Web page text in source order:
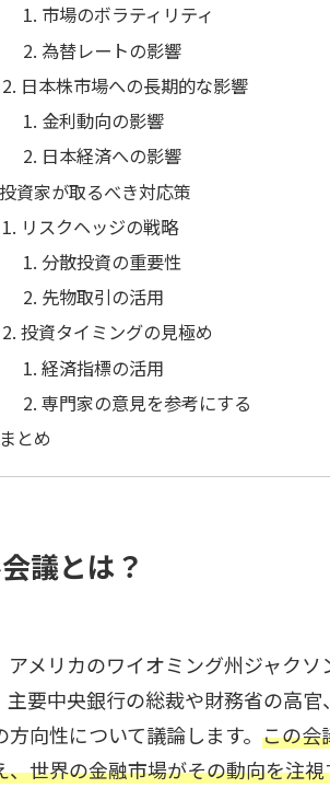
市場のボラティリティ
為替レートの影響
日本株市場への長期的な影響
金利動向の影響
日本経済への影響
投資家が取るべき対応策
リスクヘッジの戦略
分散投資の重要性
先物取引の活用
投資タイミングの見極め
経済指標の活用
専門家の意見を参考にする
まとめ
議とは？
メリカのワイオミング州ジャク
要中央銀行の総裁や財務省の高
向性について議論します。 この会
世界の金融市場がその動向を注